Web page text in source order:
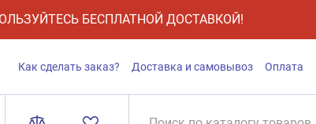
БЕСПЛАТНОЙ ДОСТАВКОЙ!
Как сделать заказ? Доставка и самовывоз Оплата